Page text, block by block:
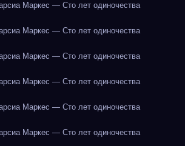
Маркес — Сто лет одиночества
Маркес — Сто лет одиночества
Маркес — Сто лет одиночества
Маркес — Сто лет одиночества
Маркес — Сто лет одиночества
Маркес — Сто лет одиночества